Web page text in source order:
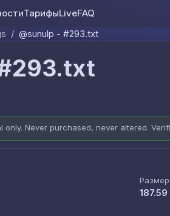
ТарифыLiveFAQ
/ @sunulp - #293.txt
only. Never purchased, never altered.
187.59